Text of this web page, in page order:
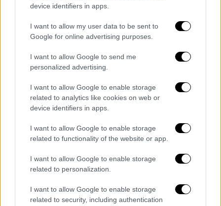
device identifiers in apps.
I want to allow my user data to be sent to
Google for online advertising purposes.
I want to allow Google to send me
personalized advertising.
I want to allow Google to enable storage
related to analytics like cookies on web or
device identifiers in apps.
I want to allow Google to enable storage
related to functionality of the website or app.
I want to allow Google to enable storage
related to personalization.
I want to allow Google to enable storage
related to security, including authentication
Ο «Ράμπο» ή «Ταξιτζής» όπως ήταν γνωστός
είχε καταδικαστεί για τη δολοφονία του
οπαδού του Παναθηναϊκού το 2007, ενώ είχε
επίσης
απασχολήσει το τμήμα Εκβιαστών για
πολλές υποθέσεις. Δολοφονήθηκε από
ενώ βρισκόταν στο όχημα με άλλο ένα άτομο
ενώ στη συνέχεια τοτζιπ των εκτελεστών
όπως και στην περίπτωση
του Βαγγέλη Ζαμπούνη.